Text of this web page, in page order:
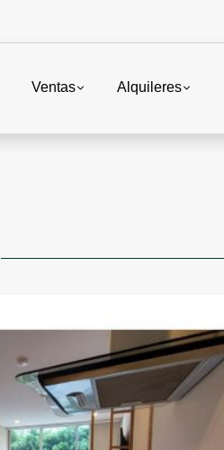
Ventas Alquileres